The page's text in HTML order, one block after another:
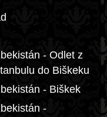
- Odlet z
do Biškeku
- Biškek
-